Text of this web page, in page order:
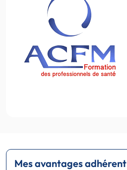
Mes avantages adhérent